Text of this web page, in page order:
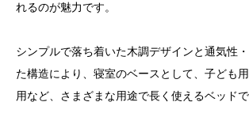
れるのが魅力です。
シンプルで落ち着いた木調デザインと通気性
た構造により、寝室のベースとして、子ども
用など、さまざまな用途で長く使えるベッドで